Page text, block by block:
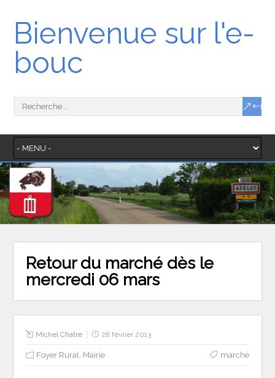
Bienvenue sur l'e-
bouc
Retour du marché dès le
mercredi 06 mars
Michel Chatre 28 février 2013
Foyer Rural Mairie marché